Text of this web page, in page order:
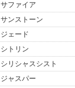
サファイア
サンストーン
ジェード
シトリン
シリシャスシスト
ジャスパー